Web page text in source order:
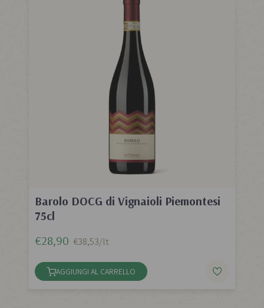
Barolo DOCG di Vignaioli Piemontesi
75cl
€28,90 €38,53/lt
AGGIUNGI AL CARRELLO